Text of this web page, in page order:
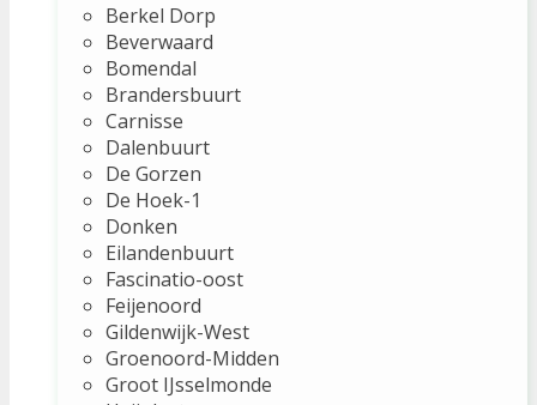
Berkel Dorp
Beverwaard
Bomendal
Brandersbuurt
Carnisse
Dalenbuurt
De Gorzen
De Hoek-1
Donken
Eilandenbuurt
Fascinatio-oost
Feijenoord
Gildenwijk-West
Groenoord-Midden
Groot IJsselmonde